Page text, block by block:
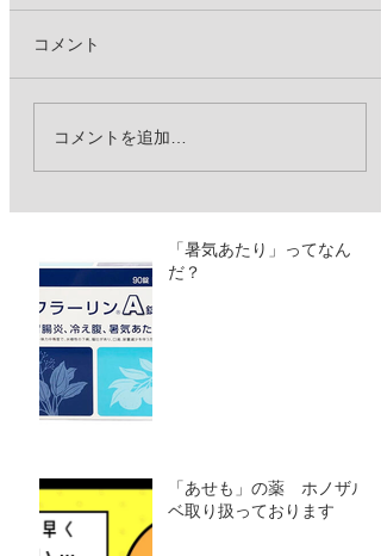
コメント
コメントを追加…
「暑気あたり」ってなん
だ？
「あせも」の薬 ホノザル
ベ取り扱っております